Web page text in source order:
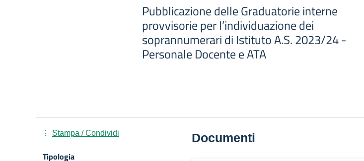
Pubblicazione delle Graduatorie interne
provvisorie per l’individuazione dei
soprannumerari di Istituto A.S. 2023/24 -
Personale Docente e ATA
Documenti
Stampa / Condividi
Tipologia